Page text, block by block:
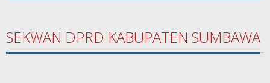
SEKWAN DPRD KABUPATEN SUMBAWA